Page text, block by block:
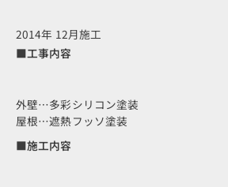
2014年 12月施工
■工事内容
外壁…多彩シリコン塗装
屋根…遮熱フッソ塗装
■施工内容